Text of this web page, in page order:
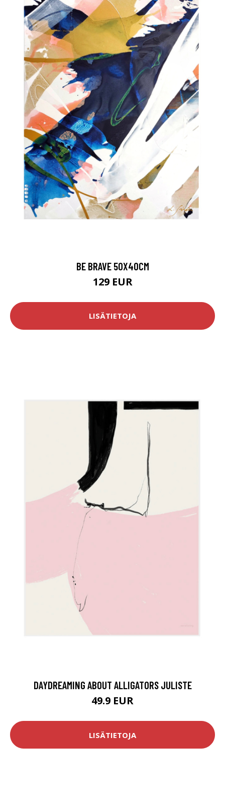
BE BRAVE 50X40CM
129 EUR
LISÄTIETOJA
DAYDREAMING ABOUT ALLIGATORS JULISTE
49.9 EUR
LISÄTIETOJA